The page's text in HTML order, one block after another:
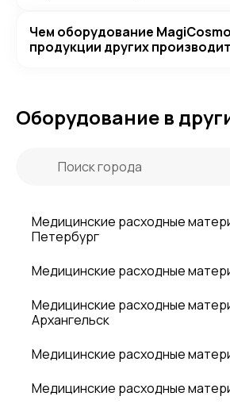
Чем оборудование
продукции других
Оборудование в
Медицинские расходные
Петербург
Медицинские расходные
Медицинские расходные
Архангельск
Медицинские расходные
Медицинские расходные